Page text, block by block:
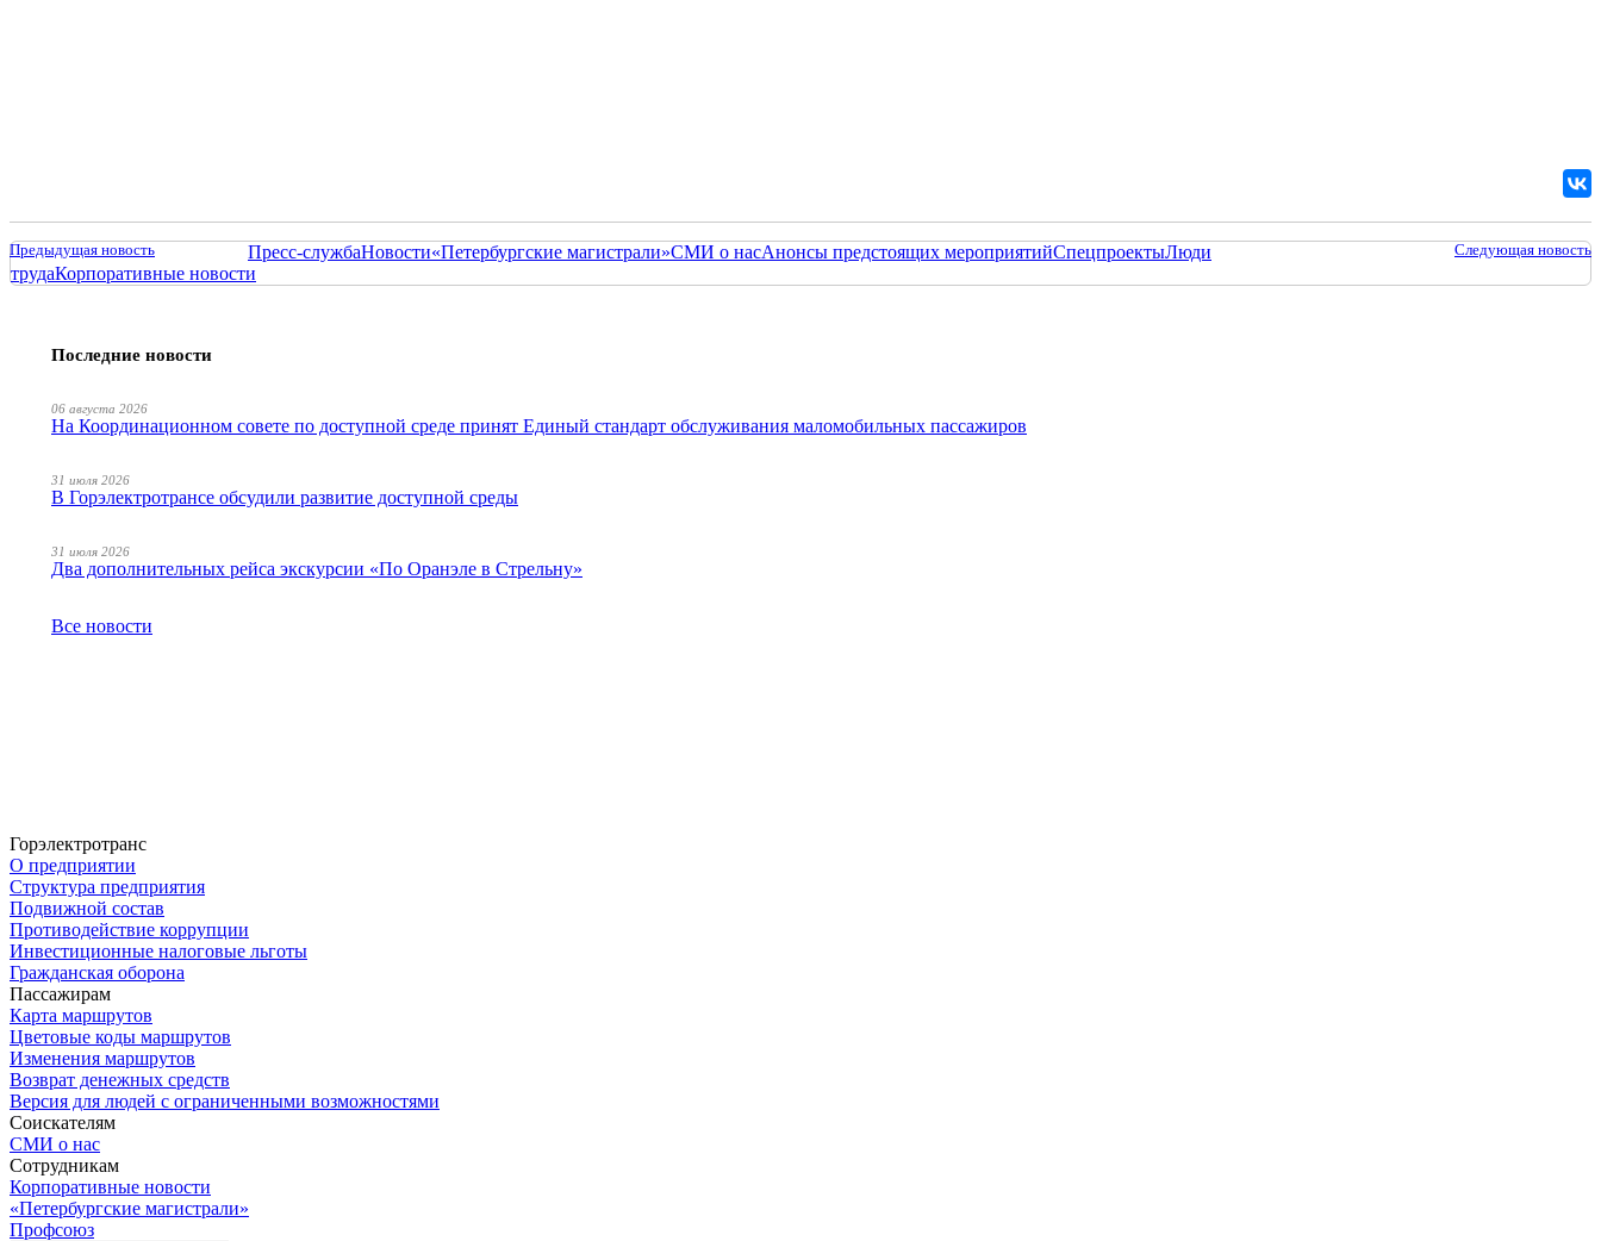
Предыдущая новость Следующая новость
Пресс-службаНовости«Петербургские магистрали»СМИ о насАнонсы предстоящих мероприятийСпецпроектыЛюди
трудаКорпоративные новости
Последние новости
06 августа 2026
На Координационном совете по доступной среде принят Единый стандарт обслуживания маломобильных пассажиров
31 июля 2026
В Горэлектротрансе обсудили развитие доступной среды
31 июля 2026
Два дополнительных рейса экскурсии «По Оранэле в Стрельну»
Все новости
Горэлектротранс
О предприятии
Структура предприятия
Подвижной состав
Противодействие коррупции
Инвестиционные налоговые льготы
Гражданская оборона
Пассажирам
Карта маршрутов
Цветовые коды маршрутов
Изменения маршрутов
Возврат денежных средств
Версия для людей с ограниченными возможностями
Соискателям
СМИ о нас
Сотрудникам
Корпоративные новости
«Петербургские магистрали»
Профсоюз